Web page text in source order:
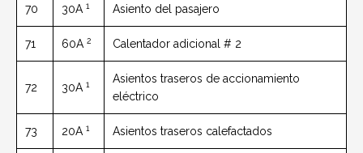
70 30A 1 Asiento del pasajero
71 60A 2 Calentador adicional # 2
72 30A 1
Asientos traseros de accionamiento
eléctrico
73 20A 1 Asientos traseros calefactados